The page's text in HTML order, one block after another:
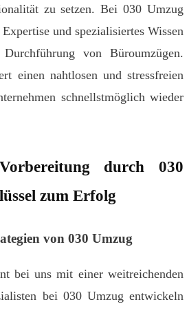
zu setzen. Bei 030 Umzug
und spezialisiertes Wissen
von Büroumzügen.
einen nahtlosen und stressfreien
schnellstmöglich wieder
durch 030
zum Erfolg
von 030 Umzug
bei uns mit einer weitreichenden
bei 030 Umzug entwickeln